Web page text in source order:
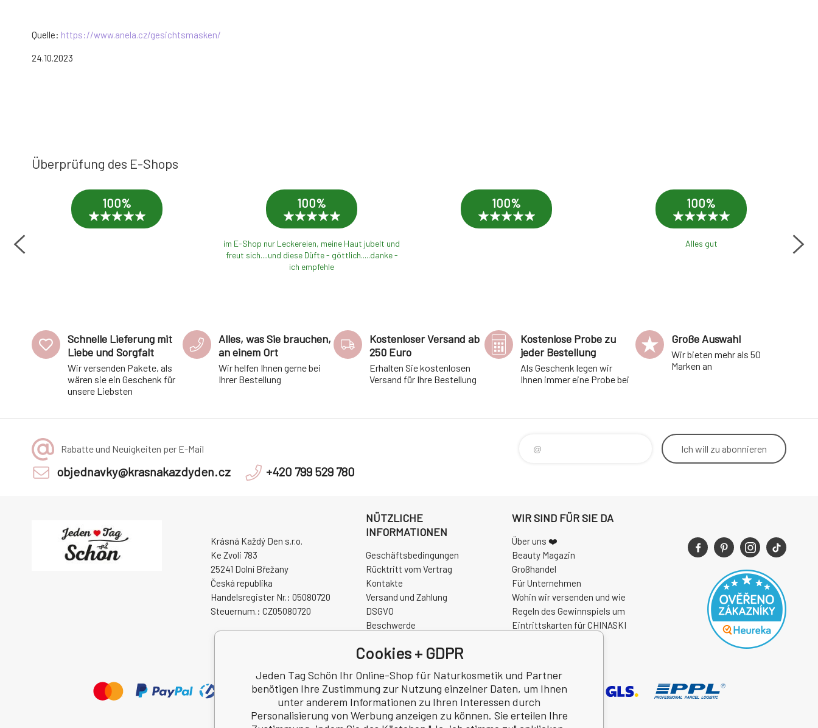
Quelle: https://www.anela.cz/gesichtsmasken/
24.10.2023
Überprüfung des E-Shops
100% 100%
im E-Shop nur Leckereien, meine Haut jubelt und
freut sich....und diese Düfte - göttlich.....danke -
ich empfehle
100% 100%
Alles gut
Schnelle Lieferung mit
Liebe und Sorgfalt
Wir versenden Pakete, als
wären sie ein Geschenk für
unsere Liebsten
Alles, was Sie brauchen,
an einem Ort
Wir helfen Ihnen gerne bei
Ihrer Bestellung
Kostenloser Versand ab
250 Euro
Erhalten Sie kostenlosen
Versand für Ihre Bestellung
Kostenlose Probe zu
jeder Bestellung
Als Geschenk legen wir
Ihnen immer eine Probe bei
Große Auswahl
Wir bieten mehr als 50
Marken an
Rabatte und Neuigkeiten per E-Mail Ich will zu abonnieren
objednavky@krasnakazdyden.cz +420 799 529 780
Krásná Každý Den s.r.o.
Ke Zvoli 783
25241 Dolní Břežany
Česká republika
Handelsregister Nr.: 05080720
Steuernum.: CZ05080720
NÜTZLICHE
INFORMATIONEN
Geschäftsbedingungen
Rücktritt vom Vertrag
Kontakte
Versand und Zahlung
DSGVO
Beschwerde
WIR SIND FÜR SIE DA
Über uns ❤️
Beauty Magazin
Großhandel
Für Unternehmen
Wohin wir versenden und wie
Regeln des Gewinnspiels um
Eintrittskarten für CHINASKI
Cookies + GDPR
Jeden Tag Schön Ihr Online-Shop für Naturkosmetik und Partner
benötigen Ihre Zustimmung zur Nutzung einzelner Daten, um Ihnen
unter anderem Informationen zu Ihren Interessen durch
Personalisierung von Werbung anzeigen zu können. Sie erteilen Ihre